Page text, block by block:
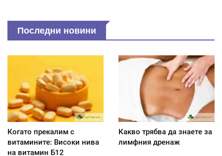
Последни новини
Когато прекалим с
витамините: Високи нива
на витамин Б12
Какво трябва да знаете за
лимфния дренаж